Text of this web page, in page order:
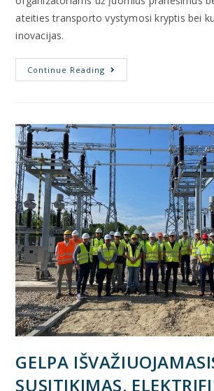
ateities transporto vystymosi kryptis bei
inovacijas.
Continue Reading
GELPA
SUSITIKIMAS.